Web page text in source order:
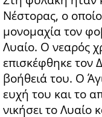
Νέστορας, ο
μονομαχία τον
Λυαίο. Ο νεαρός
επισκέφθηκε τον
βοήθειά του. Ο
ευχή του και το
νικήσει το Λυαίο